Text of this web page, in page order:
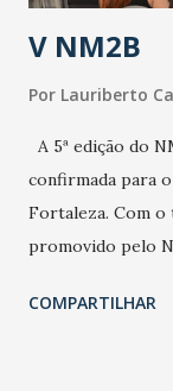
estratificação do
V NM2B
Por Lauriberto
A 5ª edição do
confirmada para
Fortaleza. Com o
promovido pelo
e lideranças do
COMPARTILHAR